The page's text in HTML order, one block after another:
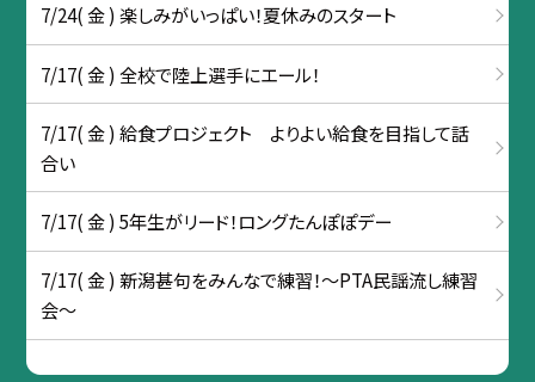
7/24( 金 ) 楽しみがいっぱい！夏休みのスタート
7/17( 金 ) 全校で陸上選手にエール！
7/17( 金 ) 給食プロジェクト よりよい給食を目指して話
合い
7/17( 金 ) 5年生がリード！ロングたんぽぽデー
7/17( 金 ) 新潟甚句をみんなで練習！～PTA民謡流し練習
会～